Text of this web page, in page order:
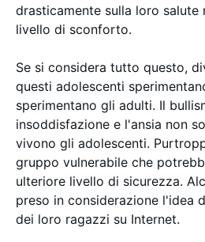
drasticamente sulla loro salute
livello di sconforto.
Se si considera tutto questo,
questi adolescenti
sperimentano gli adulti. Il
insoddisfazione e l'ansia non
vivono gli adolescenti.
gruppo vulnerabile che
ulteriore livello di sicurezza.
preso in considerazione l'idea
dei loro ragazzi su Internet.